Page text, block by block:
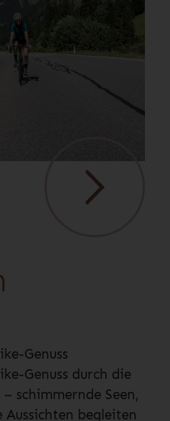
Genuss
Genuss durch die
schimmernde Seen,
begleiten